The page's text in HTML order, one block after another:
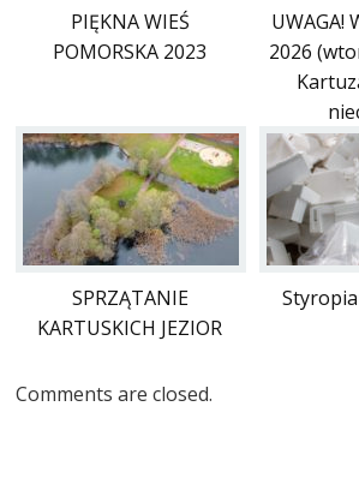
PIĘKNA WIEŚ
POMORSKA 2023
UWAGA!
2026
SPRZĄTANIE
KARTUSKICH JEZIOR
Comments are closed.